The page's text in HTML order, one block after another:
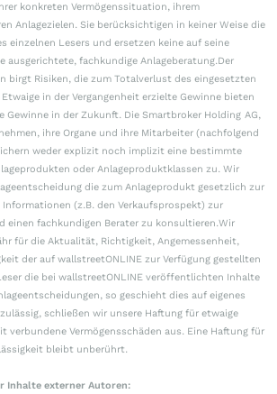
konkreten Vermögenssituation, ihrem
Anlagezielen. Sie berücksichtigen in keiner Weise die
einzelnen Lesers und ersetzen keine auf seine
ausgerichtete, fachkundige Anlageberatung.Der
birgt Risiken, die zum Totalverlust des eingesetzten
in der Vergangenheit erzielte Gewinne bieten
Gewinne in der Zukunft. Die Smartbroker Holding AG,
ihre Organe und ihre Mitarbeiter (nachfolgend
weder explizit noch implizit eine bestimmte
oder Anlageproduktklassen zu. Wir
die zum Anlageprodukt gesetzlich zur
(z.B. den Verkaufsprospekt) zur
einen fachkundigen Berater zu konsultieren.Wir
für die Aktualität, Richtigkeit, Angemessenheit,
der auf wallstreetONLINE zur Verfügung gestellten
die bei wallstreetONLINE veröffentlichten Inhalte
so geschieht dies auf eigenes
schließen wir unsere Haftung für etwaige
verbundene Vermögensschäden aus. Eine Haftung für
bleibt unberührt.
Inhalte externer Autoren: